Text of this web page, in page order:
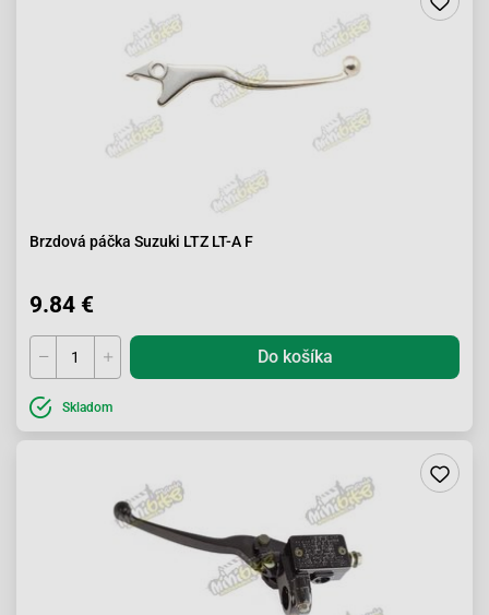
Brzdová páčka Suzuki LTZ LT-A F
9.84 €
Do košíka
Skladom